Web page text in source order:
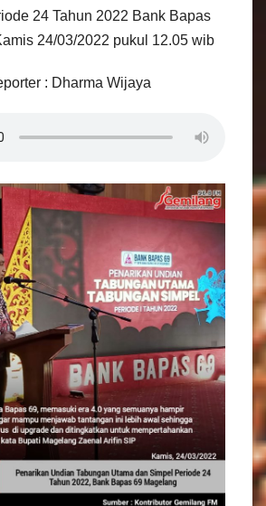
24 Tahun 2022 Bank Bapas
24/03/2022 pukul 12.05 wib
: Dharma Wijaya